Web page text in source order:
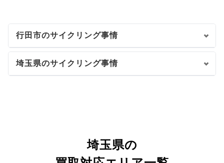
行田市のサイクリング事情
埼玉県のサイクリング事情
埼玉県の